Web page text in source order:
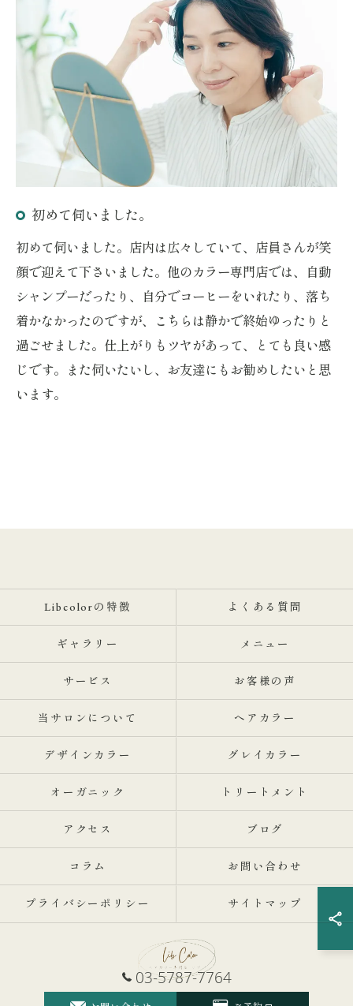
初めて伺いました。
初めて伺いました。店内は広々していて、店員さんが笑
顔で迎えて下さいました。他のカラー専門店では、自動
シャンプーだったり、自分でコーヒーをいれたり、落ち
着かなかったのですが、こちらは静かで終始ゆったりと
過ごせました。仕上がりもツヤがあって、とても良い感
じです。また伺いたいし、お友達にもお勧めしたいと思
います。
03-5787-7764
Libcolorの特徴 よくある質問
ギャラリー メニュー
サービス お客様の声
当サロンについて ヘアカラー
デザインカラー グレイカラー
オーガニック トリートメント
アクセス ブログ
コラム お問い合わせ
プライバシーポリシー サイトマップ